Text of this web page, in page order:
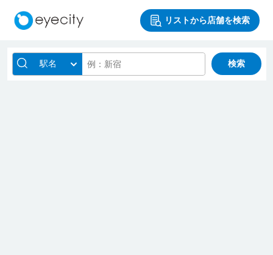
リストから店舗を検索
駅名 検索